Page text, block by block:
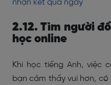
nhận kết quả ngay
2.12. Tìm người
học online
Khi học tiếng Anh, việc
bạn cảm thấy vui hơn,